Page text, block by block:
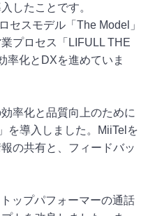
したことです。
セスモデル「The Model」
プロセス「LIFULL THE
率化とDXを進めていま
率化と品質向上のために
を導入しました。MiiTelを
の共有と、フィードバッ
ップパフォーマーの通話